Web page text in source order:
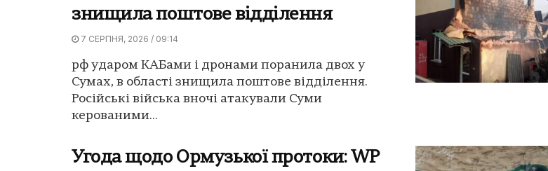
знищила поштове відділення
7 СЕРПНЯ, 2026 / 09:14
рф ударом КАБами і дронами поранила двох у
Сумах, в області знищила поштове відділення.
Російські війська вночі атакували Суми
керованими...
Угода щодо Ормузької протоки: WP